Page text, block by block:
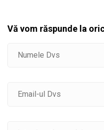
Vă vom răspunde la